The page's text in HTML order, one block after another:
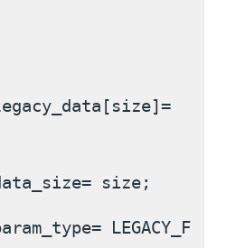
size;
LEGACY_F